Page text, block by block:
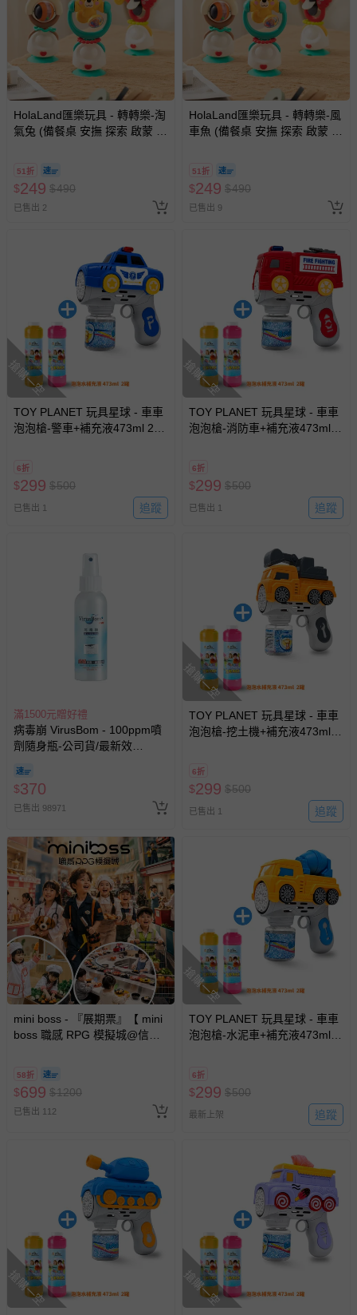
HolaLand匯樂玩具 - 轉轉樂-淘
氣兔 (備餐桌 安撫 探索 啟蒙 寶
51折
$249 $490
已售出 2
HolaLand匯樂玩具 - 轉轉樂-風
車魚 (備餐桌 安撫 探索 啟蒙 寶
51折
$249 $490
已售出 9
搶購一空
TOY PLANET 玩具星球 - 車車
泡泡槍-警車+補充液473ml 2瓶
6折
$299 $500
已售出 1 追蹤
搶購一空
TOY PLANET 玩具星球 - 車車
泡泡槍-消防車+補充液473ml 2
6折
$299 $500
已售出 1 追蹤
滿1500元贈好禮
病毒崩 VirusBom - 100ppm噴
劑隨身瓶-公司貨/最新效
$370
已售出 98971
搶購一空
TOY PLANET 玩具星球 - 車車
泡泡槍-挖土機+補充液473ml 2
6折
$299 $500
已售出 1 追蹤
mini boss - 『展期票』【 mini
boss 職感 RPG 模擬城@信義
換，依現場梯次安排入場，逾
期作廢) (兒童票(2歲以上)贈一
名陪伴成人)
58折
$699 $1200
已售出 112
搶購一空
TOY PLANET 玩具星球 - 車車
泡泡槍-水泥車+補充液473ml 2
6折
$299 $500
最新上架 追蹤
搶購一空 搶購一空